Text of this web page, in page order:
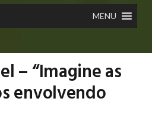
MENU
– “Imagine as
envolvendo